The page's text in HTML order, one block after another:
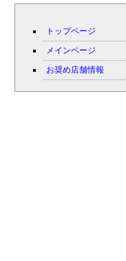
トップページ
メインページ
お奨め店舗情報